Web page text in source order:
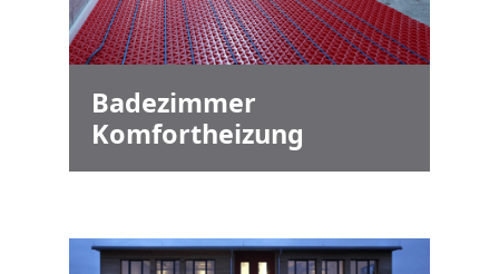
Badezimmer
Komfortheizung